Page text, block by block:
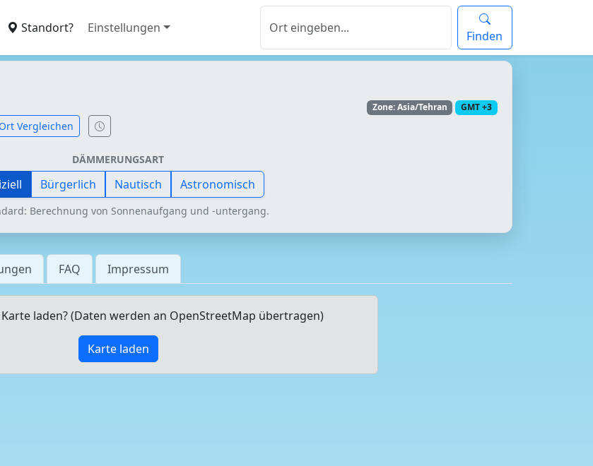
Standort? Einstellungen
Finden
Vergleichen
Zone: Asia/Tehran GMT +3
DÄMMERUNGSART
Bürgerlich Nautisch Astronomisch
Berechnung von Sonnenaufgang und -untergang.
FAQ Impressum
laden? (Daten werden an OpenStreetMap übertragen)
Karte laden